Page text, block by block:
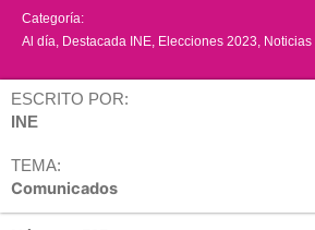
Categoría:
Al día Destacada INE Elecciones 2023 Noticias
ESCRITO POR:
INE
TEMA:
Comunicados